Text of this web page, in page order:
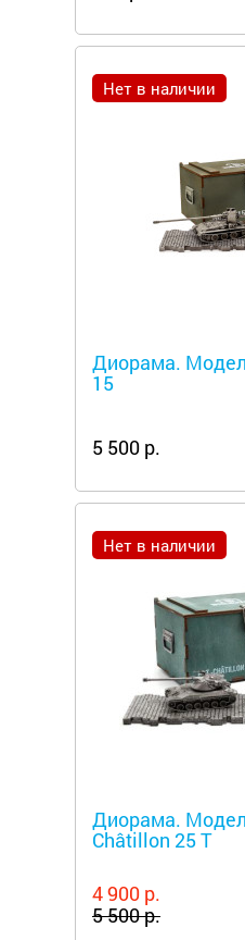
Нет в наличии
Диорама.
15
5 500 р.
Нет в наличии
Диорама.
Châtillon 25 T
4 900 р.
5 500 р.